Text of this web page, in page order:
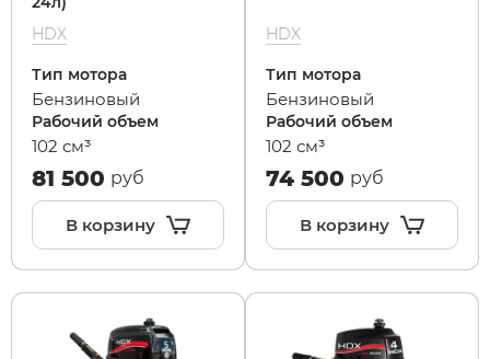
HDX
Тип мотора
Бензиновый
Рабочий объем
102 см³
81 500 руб
В корзину
HDX
Тип мотора
Бензиновый
Рабочий объем
102 см³
74 500 руб
В корзину